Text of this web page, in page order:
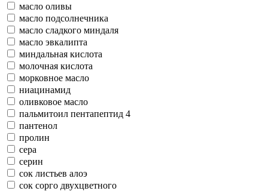
масло оливы
масло подсолнечника
масло сладкого миндаля
масло эвкалипта
миндальная кислота
молочная кислота
морковное масло
ниацинамид
оливковое масло
пальмитоил пентапептид 4
пантенол
пролин
сера
серин
сок листьев алоэ
сок сорго двухцветного